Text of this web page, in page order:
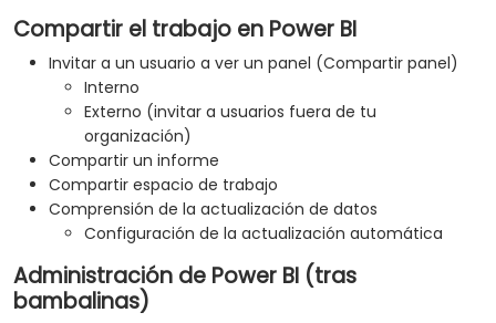
Compartir el trabajo en Power BI
Invitar a un usuario a ver un panel (Compartir panel)
Interno
Externo (invitar a usuarios fuera de tu
organización)
Compartir un informe
Compartir espacio de trabajo
Comprensión de la actualización de datos
Configuración de la actualización automática
Administración de Power BI (tras
bambalinas)